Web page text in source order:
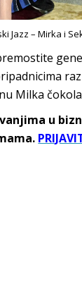
Jazz – Mirka i
Milka
u